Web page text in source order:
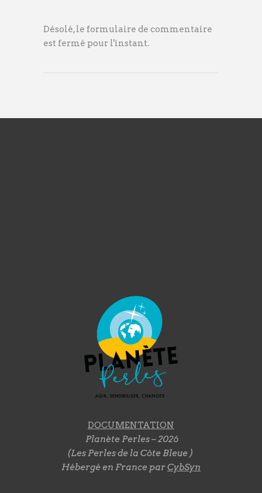
Désolé, le formulaire de commentaire
est fermé pour l'instant.
DOCUMENTATION
Planète Perles – 2026
(Les Perles de la Côte Bleue )
Hébergé en France parCybSyn